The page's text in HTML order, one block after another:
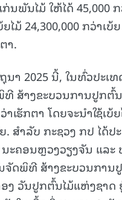
ນພັນໄມ້ ໃຫ້ໄດ້ 45,000
ໄມ້ 24,300,000 ກວ່າເບ້
າ.
າ 2025 ນີ້, ໃນທົ່ວປະເ
ສ້າງຂະບວນການປູກຕົ້ນ
າເຮັກຕາ ໂດຍຈະນໍາໃຊ້ເບ້
ຍ. ສຳລັບ ກະຊວງ ກປ ໄດ້
ະຄອນຫຼວງວຽງຈັນ ແລ
ຈັດພິທີ ສ້າງຂະບວນການ
ງ ວັນປູກຕົ້ນໄມ້ແຫ່ງຊາດ